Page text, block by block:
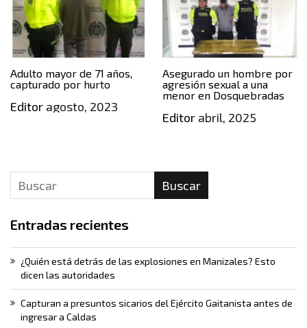
Adulto mayor de 71 años,
capturado por hurto
Editor agosto, 2023
Asegurado un hombre por
agresión sexual a una
menor en Dosquebradas
Editorabril, 2025
Buscar
Entradas recientes
¿Quién está detrás de las explosiones en Manizales? Esto
dicen las autoridades
Capturan a presuntos sicarios del Ejército Gaitanista antes de
ingresar a Caldas